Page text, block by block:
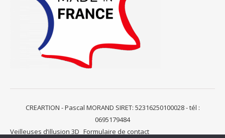
CREARTION - Pascal MORAND SIRET: 52316250100028 - tél :
0695179484
Veilleuses d’illusion 3D Formulaire de contact